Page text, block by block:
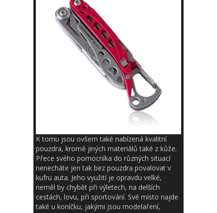
K tomu jsou ovšem také nabízená kvalitní
pouzdra, kromě jiných materiálů také z kůže.
Přece svého pomocníka do různých situací
nenecháte jen tak bez pouzdra povalovat v
kufru auta. Jeho využití je opravdu velké,
neměl by chybět při výletech, na delších
cestách, lovu, při sportování. Své místo najde
také u koníčku, jakými jsou modelaření,